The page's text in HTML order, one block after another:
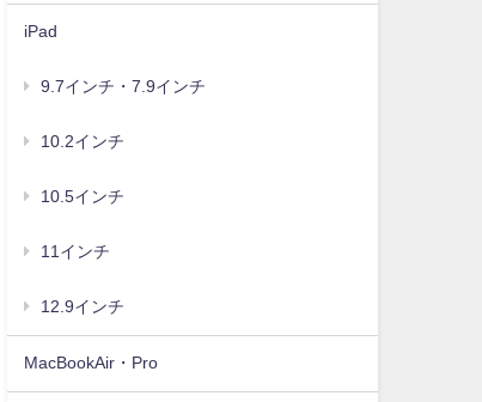
iPad
9.7インチ・7.9インチ
10.2インチ
10.5インチ
11インチ
12.9インチ
MacBookAir・Pro